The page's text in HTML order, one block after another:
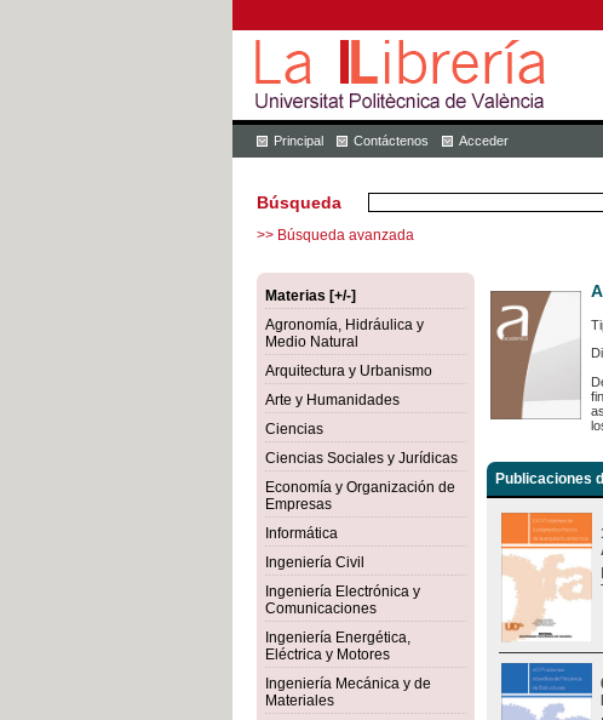
Principal Contáctenos Acceder
Búsqueda
>> Búsqueda avanzada
Materias [+/-]
Agronomía, Hidráulica y
Medio Natural
Arquitectura y Urbanismo
Arte y Humanidades
Ciencias
Ciencias Sociales y Jurídicas
Economía y Organización de
Empresas
Informática
Ingeniería Civil
Ingeniería Electrónica y
Comunicaciones
Ingeniería Energética,
Eléctrica y Motores
Ingeniería Mecánica y de
Materiales
Publicaciones